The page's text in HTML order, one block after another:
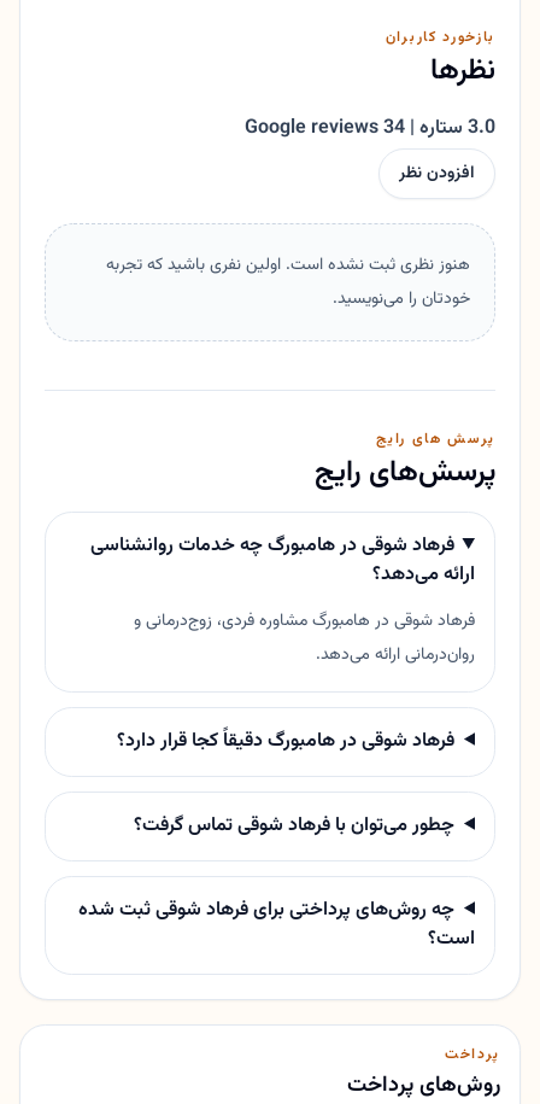
بازخورد کاربران
نظرها
3.0 ستاره | 34 Google reviews
افزودن نظر
هنوز نظری ثبت نشده است. اولین نفری باشید که تجربه
خودتان را می‌نویسید.
پرسش های رایج
پرسش‌های رایج
فرهاد شوقی در هامبورگ چه خدمات روانشناسی
ارائه می‌دهد؟
فرهاد شوقی در هامبورگ مشاوره فردی، زوج‌درمانی و
روان‌درمانی ارائه می‌دهد.
فرهاد شوقی در هامبورگ دقیقاً کجا قرار دارد؟
چطور می‌توان با فرهاد شوقی تماس گرفت؟
چه روش‌های پرداختی برای فرهاد شوقی ثبت شده
است؟
پرداخت
روش‌های پرداخت